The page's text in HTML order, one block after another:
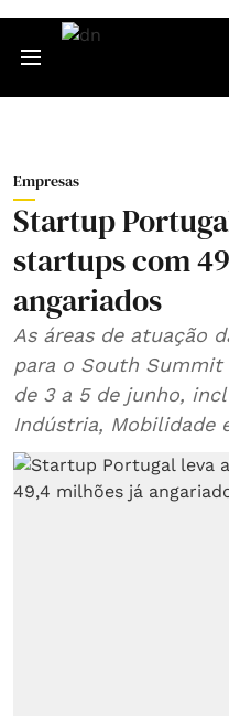
Empresas
Startup
startups com
angariados
As áreas de atuação
para o South Summit
de 3 a 5 de junho,
Indústria, Mobilidade